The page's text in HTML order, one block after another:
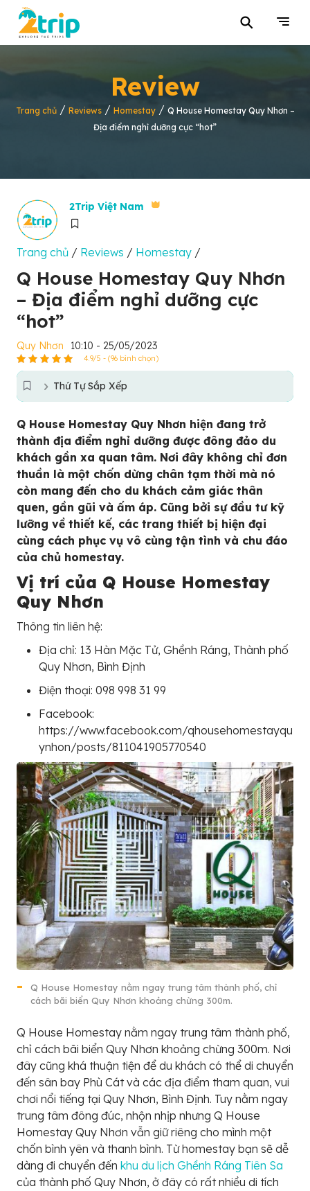
⚲
Review
Trang chủ/ Reviews/ Homestay/ Q House Homestay Quy Nhơn –
Địa điểm nghỉ dưỡng cực “hot”
2Trip Việt Nam
Trang chủ / Reviews / Homestay /
Q House Homestay Quy Nhơn
– Địa điểm nghỉ dưỡng cực
“hot”
Quy Nhơn 10:10 - 25/05/2023
4.9/5 - (96 bình chọn)
Thứ Tự Sắp Xếp
Q House Homestay Quy Nhơn hiện đang trở
thành địa điểm nghỉ dưỡng được đông đảo du
khách gần xa quan tâm. Nơi đây không chỉ đơn
thuần là một chốn dừng chân tạm thời mà nó
còn mang đến cho du khách cảm giác thân
quen, gần gũi và ấm áp. Cũng bởi sự đầu tư kỹ
lưỡng về thiết kế, các trang thiết bị hiện đại
cùng cách phục vụ vô cùng tận tình và chu đáo
của chủ homestay.
Vị trí của Q House Homestay
Quy Nhơn
Thông tin liên hệ:
Địa chỉ: 13 Hàn Mặc Tử, Ghềnh Ráng, Thành phố
Quy Nhơn, Bình Định
Điện thoại: 098 998 31 99
Facebook:
https://www.facebook.com/qhousehomestayqu
ynhon/posts/811041905770540
Q House Homestay nằm ngay trung tâm thành phố, chỉ
cách bãi biển Quy Nhơn khoảng chừng 300m.
Q House Homestay nằm ngay trung tâm thành phố,
chỉ cách bãi biển Quy Nhơn khoảng chừng 300m. Nơi
đây cũng khá thuận tiện để du khách có thể di chuyển
đến sân bay Phù Cát và các địa điểm tham quan, vui
chơi nổi tiếng tại Quy Nhơn, Bình Định. Tuy nằm ngay
trung tâm đông đúc, nhộn nhịp nhưng Q House
Homestay Quy Nhơn vẫn giữ riêng cho mình một
chốn bình yên và thanh bình. Từ homestay bạn sẽ dễ
dàng đi chuyển đến khu du lịch Ghềnh Ráng Tiên Sa
của thành phố Quy Nhơn, ở đây có rất nhiều di tích